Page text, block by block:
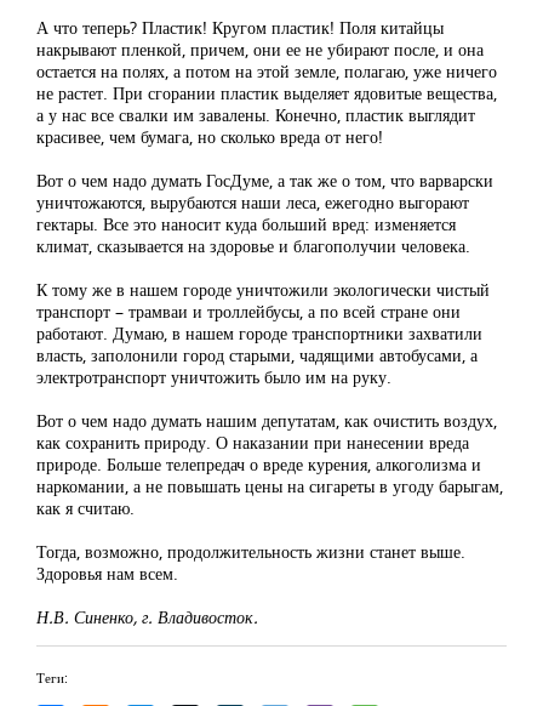
А что теперь? Пластик! Кругом пластик! Поля китайцы
накрывают пленкой, причем, они ее не убирают после, и она
остается на полях, а потом на этой земле, полагаю, уже ничего
не растет. При сгорании пластик выделяет ядовитые вещества,
а у нас все свалки им завалены. Конечно, пластик выглядит
красивее, чем бумага, но сколько вреда от него!
Вот о чем надо думать ГосДуме, а так же о том, что варварски
уничтожаются, вырубаются наши леса, ежегодно выгорают
гектары. Все это наносит куда больший вред: изменяется
климат, сказывается на здоровье и благополучии человека.
К тому же в нашем городе уничтожили экологически чистый
транспорт – трамваи и троллейбусы, а по всей стране они
работают. Думаю, в нашем городе транспортники захватили
власть, заполонили город старыми, чадящими автобусами, а
электротранспорт уничтожить было им на руку.
Вот о чем надо думать нашим депутатам, как очистить воздух,
как сохранить природу. О наказании при нанесении вреда
природе. Больше телепредач о вреде курения, алкоголизма и
наркомании, а не повышать цены на сигареты в угоду барыгам,
как я считаю.
Тогда, возможно, продолжительность жизни станет выше.
Здоровья нам всем.
Н.В. Синенко, г. Владивосток.
Теги: